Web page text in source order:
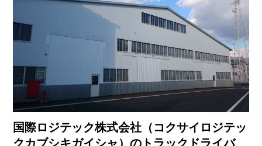
国際ロジテック株式会社（コクサイロジテッ
クカブシキガイシャ）のトラックドライバ